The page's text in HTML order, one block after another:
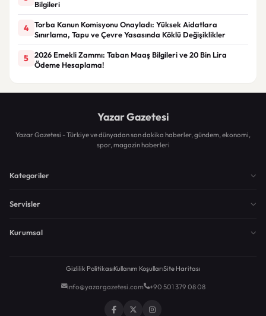
Bilgileri
4
Torba Kanun Komisyonu Onayladı: Yüksek Aidatlara
Sınırlama, Tapu ve Çevre Yasasında Köklü Değişiklikler
5
2026 Emekli Zammı: Taban Maaş Bilgileri ve 20 Bin Lira
Ödeme Hesaplama!
Yazar Gazetesi
Yazar Gazetesi - Türkiye ve dünyadan son dakika haberler, gündem, ekonomi,
spor, magazin haberleri
Kategoriler
Servisler
Kurumsal
Gizlilik PolitikasıKullanım KoşullarıSite Haritası
info@yazargazetesi.com +90 501 379 08 08